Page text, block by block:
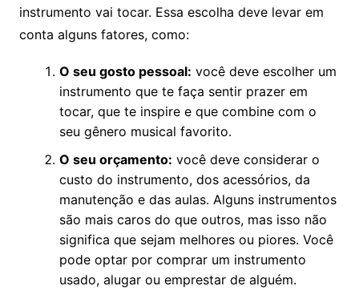
instrumento vai tocar. Essa escolha deve levar em
conta alguns fatores, como:
O seu gosto pessoal: você deve escolher um
instrumento que te faça sentir prazer em
tocar, que te inspire e que combine com o
seu gênero musical favorito.
O seu orçamento: você deve considerar o
custo do instrumento, dos acessórios, da
manutenção e das aulas. Alguns instrumentos
são mais caros do que outros, mas isso não
significa que sejam melhores ou piores. Você
pode optar por comprar um instrumento
usado, alugar ou emprestar de alguém.